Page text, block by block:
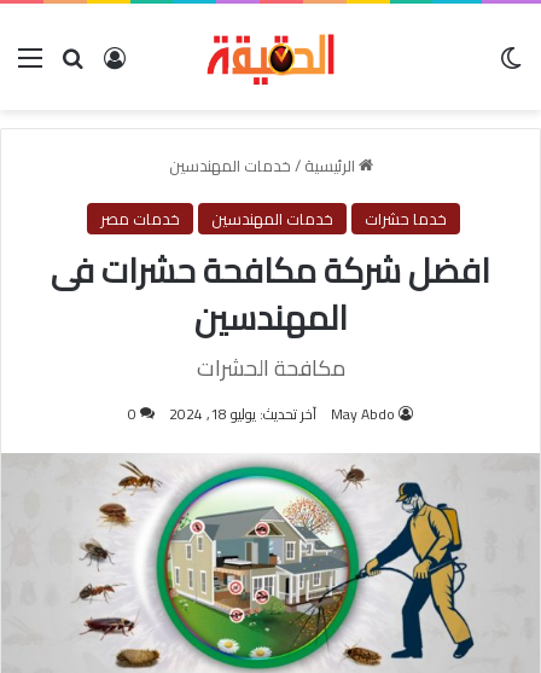
بحث عنتسجيل
الرئيسية/خدمات المهندسين
خدما حشرات
خدمات المهندسين خدمات مصر
افضل شركة مكافحة حشرات فى
المهندسين
مكافحة الحشرات
May Abdo آخر تحديث: يوليو 18, 2024 0